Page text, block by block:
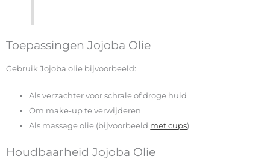
Toepassingen Jojoba Olie
Gebruik Jojoba olie bijvoorbeeld:
Als verzachter voor schrale of droge huid
Om make-up te verwijderen
Als massage olie (bijvoorbeeld met cups)
Houdbaarheid Jojoba Olie